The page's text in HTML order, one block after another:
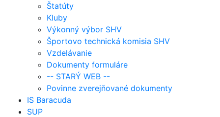
Štatúty
Kluby
Výkonný výbor SHV
Športovo technická komisia SHV
Vzdelávanie
Dokumenty formuláre
-- STARÝ WEB --
Povinne zverejňované dokumenty
IS Baracuda
SUP